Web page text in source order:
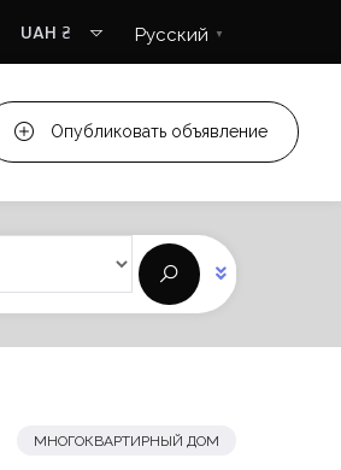
UAH ₴ Русский ▼
Опубликовать объявление
МНОГОКВАРТИРНЫЙ ДОМ